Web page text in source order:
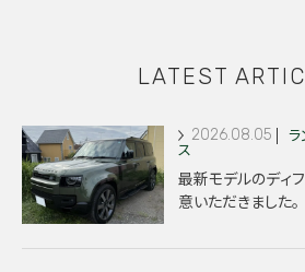
LATEST
2026.08.05
ラ
ス
最新モデルのディ
意いただきました。